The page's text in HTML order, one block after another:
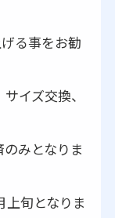
る事をお勧
イズ交換、
みとなりま
旬となりま